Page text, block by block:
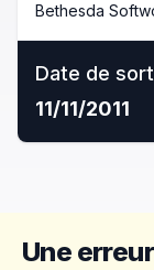
Bethesda
Date de
11/11/2011
Une